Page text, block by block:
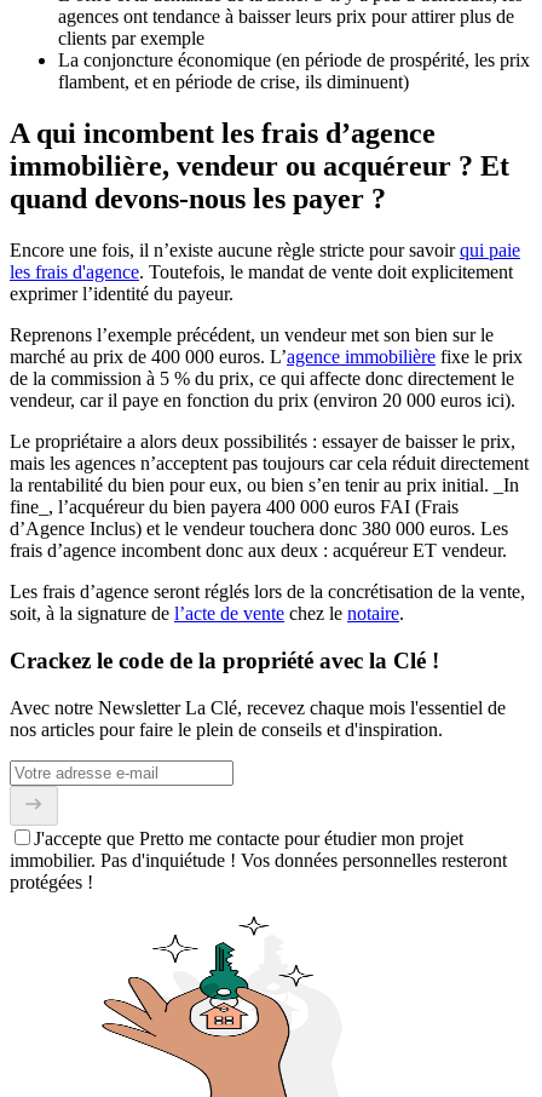
agences ont tendance à baisser leurs prix pour attirer plus de
clients par exemple
La conjoncture économique (en période de prospérité, les prix
flambent, et en période de crise, ils diminuent)
A qui incombent les frais d’agence
immobilière, vendeur ou acquéreur ? Et
quand devons-nous les payer ?
Encore une fois, il n’existe aucune règle stricte pour savoirqui paie
les frais d'agence. Toutefois, le mandat de vente doit explicitement
exprimer l’identité du payeur.
Reprenons l’exemple précédent, un vendeur met son bien sur le
marché au prix de 400 000 euros. L’agence immobilière fixe le prix
de la commission à 5 % du prix, ce qui affecte donc directement le
vendeur, car il paye en fonction du prix (environ 20 000 euros ici).
Le propriétaire a alors deux possibilités : essayer de baisser le prix,
mais les agences n’acceptent pas toujours car cela réduit directement
la rentabilité du bien pour eux, ou bien s’en tenir au prix initial. _In
fine_, l’acquéreur du bien payera 400 000 euros FAI (Frais
d’Agence Inclus) et le vendeur touchera donc 380 000 euros. Les
frais d’agence incombent donc aux deux : acquéreur ET vendeur.
Les frais d’agence seront réglés lors de la concrétisation de la vente,
soit, à la signature de l’acte de vente chez le notaire.
Crackez le code de la propriété avec la Clé !
Avec notre Newsletter La Clé, recevez chaque mois l'essentiel de
nos articles pour faire le plein de conseils et d'inspiration.
J'accepte que Pretto me contacte pour étudier mon projet
immobilier. Pas d'inquiétude ! Vos données personnelles resteront
protégées !